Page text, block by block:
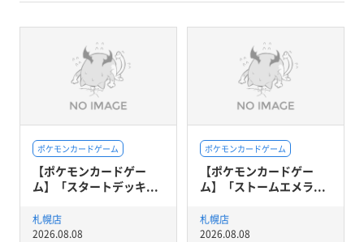
ポケモンカードゲーム
【ポケモンカードゲー
ム】「スタートデッキ...
札幌店
2026.08.08
ポケモンカードゲーム
【ポケモンカードゲー
ム】「ストームエメラ...
札幌店
2026.08.08